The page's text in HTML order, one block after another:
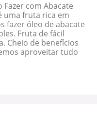
Fazer com Abacate
uma fruta rica em
fazer óleo de abacate
Fruta de fácil
Cheio de benefícios
aproveitar tudo